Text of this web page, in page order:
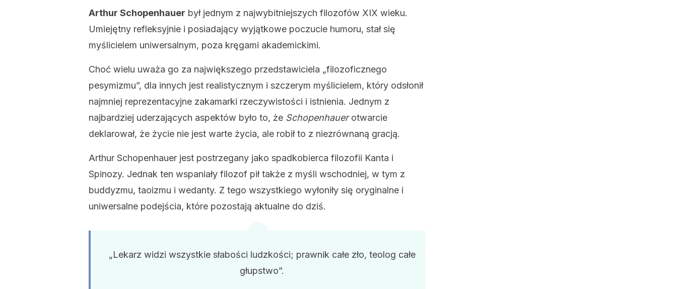
Arthur Schopenhauer był jednym z najwybitniejszych filozofów XIX wieku.
Umiejętny refleksyjnie i posiadający wyjątkowe poczucie humoru, stał się
myślicielem uniwersalnym, poza kręgami akademickimi.
Choć wielu uważa go za największego przedstawiciela „filozoficznego
pesymizmu”, dla innych jest realistycznym i szczerym myślicielem, który odsłonił
najmniej reprezentacyjne zakamarki rzeczywistości i istnienia. Jednym z
najbardziej uderzających aspektów było to, że Schopenhauerotwarcie
deklarował, że życie nie jest warte życia, ale robił to z niezrównaną gracją.
Arthur Schopenhauer jest postrzegany jako spadkobierca filozofii Kanta i
Spinozy. Jednak ten wspaniały filozof pił także z myśli wschodniej, w tym z
buddyzmu, taoizmu i wedanty. Z tego wszystkiego wyłoniły się oryginalne i
uniwersalne podejścia, które pozostają aktualne do dziś.
„Lekarz widzi wszystkie słabości ludzkości; prawnik całe zło, teolog całe
głupstwo”.